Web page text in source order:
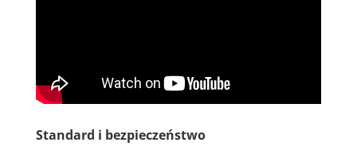
Standard i bezpieczeństwo